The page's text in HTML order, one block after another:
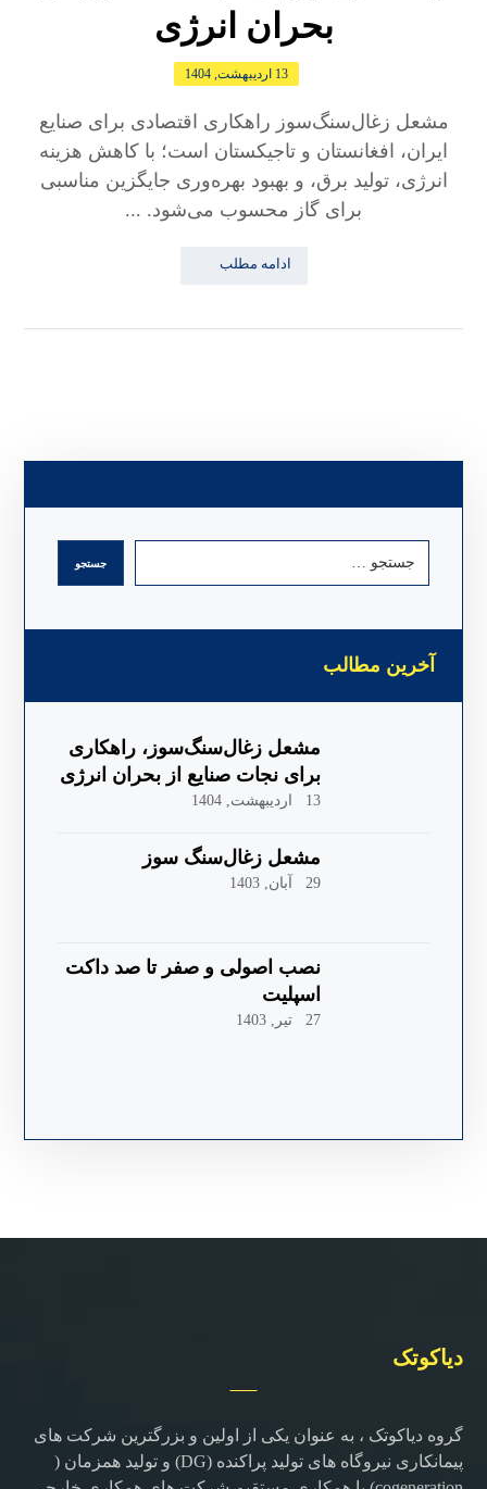
بحران انرژی
13 اردیبهشت, 1404
مشعل زغال‌سنگ‌سوز راهکاری اقتصادی برای صنایع
ایران، افغانستان و تاجیکستان است؛ با کاهش هزینه
انرژی، تولید برق، و بهبود بهره‌وری جایگزین مناسبی
برای گاز محسوب می‌شود. ...
ادامه مطلب
جستجو
آخرین مطالب
مشعل زغال‌سنگ‌سوز، راهکاری
برای نجات صنایع از بحران انرژی
13 اردیبهشت, 1404
مشعل زغال‌سنگ سوز
29 آبان, 1403
نصب اصولی و صفر تا صد داکت
اسپلیت
27 تیر, 1403
دیاکوتک
گروه دیاکوتک ، به عنوان یکی از اولین و بزرگترین شرکت های
پیمانکاری نیروگاه های تولید پراکنده (DG) و تولید همزمان (